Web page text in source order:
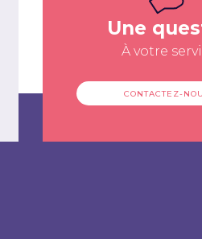
Une
À votre
CONTACTEZ-